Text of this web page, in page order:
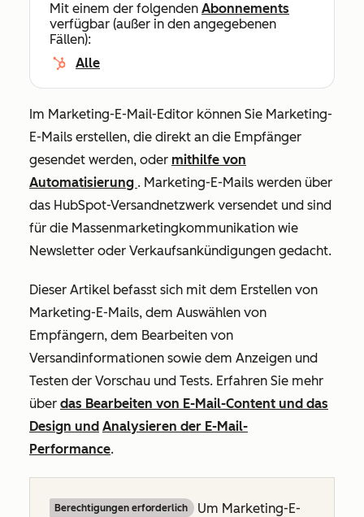
Mit einem der folgenden Abonnements
verfügbar (außer in den angegebenen
Fällen):
Alle
Im Marketing-E-Mail-Editor können Sie Marketing-
E-Mails erstellen, die direkt an die Empfänger
gesendet werden, oder mithilfe von
Automatisierung . Marketing-E-Mails werden über
das HubSpot-Versandnetzwerk versendet und sind
für die Massenmarketingkommunikation wie
Newsletter oder Verkaufsankündigungen gedacht.
Dieser Artikel befasst sich mit dem Erstellen von
Marketing-E-Mails, dem Auswählen von
Empfängern, dem Bearbeiten von
Versandinformationen sowie dem Anzeigen und
Testen der Vorschau und Tests. Erfahren Sie mehr
über das Bearbeiten von E-Mail-Content und das
Design und Analysieren der E-Mail-
Performance.
Berechtigungen erforderlich
Um Marketing-E-